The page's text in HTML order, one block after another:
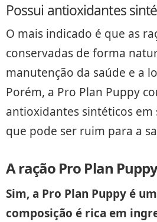
Possui antioxidantes
O mais indicado é que as
conservadas de forma
manutenção da saúde e a
Porém, a Pro Plan Puppy
antioxidantes sintéticos em
que pode ser ruim para a
A ração Pro Plan
Sim, a Pro Plan Puppy é
composição é rica em